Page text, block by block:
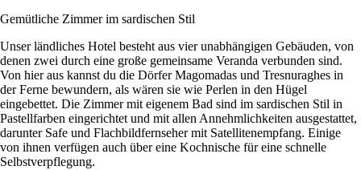
Gemütliche Zimmer im sardischen Stil
Unser ländliches Hotel besteht aus vier unabhängigen Gebäuden, von
denen zwei durch eine große gemeinsame Veranda verbunden sind.
Von hier aus kannst du die Dörfer Magomadas und Tresnuraghes in
der Ferne bewundern, als wären sie wie Perlen in den Hügel
eingebettet. Die Zimmer mit eigenem Bad sind im sardischen Stil in
Pastellfarben eingerichtet und mit allen Annehmlichkeiten ausgestattet,
darunter Safe und Flachbildfernseher mit Satellitenempfang. Einige
von ihnen verfügen auch über eine Kochnische für eine schnelle
Selbstverpflegung.